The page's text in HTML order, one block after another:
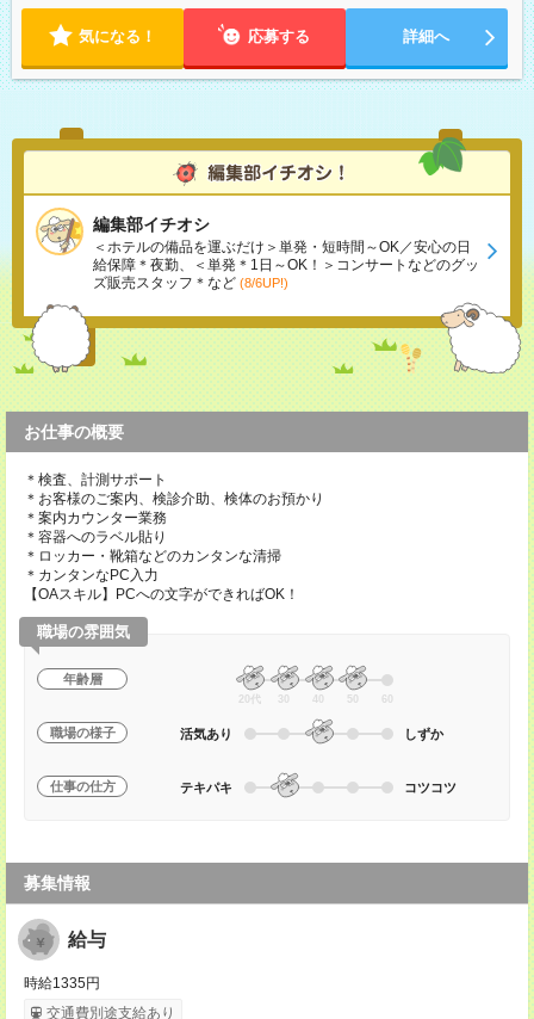
気になる！ 応募する 詳細へ
編集部イチオシ
＜ホテルの備品を運ぶだけ＞単発・短時間～OK／安心の日
給保障＊夜勤、＜単発＊1日～OK！＞コンサートなどのグッ
ズ販売スタッフ＊など (8/6UP!)
お仕事の概要
＊検査、計測サポート
＊お客様のご案内、検診介助、検体のお預かり
＊案内カウンター業務
＊容器へのラベル貼り
＊ロッカー・靴箱などのカンタンな清掃
＊カンタンなPC入力
【OAスキル】PCへの文字ができればOK！
職場の雰囲気
年齢層
20代 30 40 50 60
職場の様子 活気あり しずか
仕事の仕方 テキパキ コツコツ
募集情報
給与
時給1335円
交通費別途支給あり